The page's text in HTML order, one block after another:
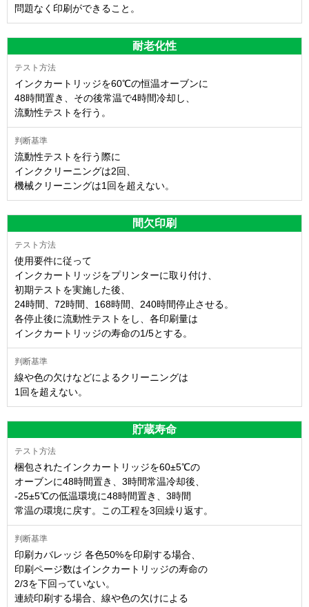
問題なく印刷ができること。
耐老化性
インクカートリッジを60℃の恒温オーブンに
48時間置き、その後常温で4時間冷却し、
流動性テストを行う。
流動性テストを行う際に
インククリーニングは2回、
機械クリーニングは1回を超えない。
間欠印刷
使用要件に従って
インクカートリッジをプリンターに取り付け、
初期テストを実施した後、
24時間、72時間、168時間、240時間停止させる。
各停止後に流動性テストをし、各印刷量は
インクカートリッジの寿命の1/5とする。
線や色の欠けなどによるクリーニングは
1回を超えない。
貯蔵寿命
梱包されたインクカートリッジを60±5℃の
オーブンに48時間置き、3時間常温冷却後、
-25±5℃の低温環境に48時間置き、3時間
常温の環境に戻す。この工程を3回繰り返す。
印刷カバレッジ 各色50%を印刷する場合、
印刷ページ数はインクカートリッジの寿命の
2/3を下回っていない。
連続印刷する場合、線や色の欠けによる